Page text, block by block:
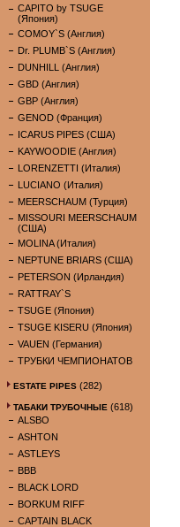
CAPITO by TSUGE
(Япония)
COMOY`S (Англия)
Dr. PLUMB`S (Англия)
DUNHILL (Англия)
GBD (Англия)
GBP (Англия)
GENOD (Франция)
ICARUS PIPES (США)
KAYWOODIE (Англия)
LORENZETTI (Италия)
LUCIANO (Италия)
MEERSCHAUM (Турция)
MISSOURI MEERSCHAUM
(США)
MOLINA (Италия)
NEPTUNE BRIARS (США)
PETERSON (Ирландия)
RATTRAY`S
TSUGE (Япония)
TSUGE KISERU (Япония)
VAUEN (Германия)
ТРУБКИ ЧЕМПИОНАТОВ
ESTATE PIPES (282)
ТАБАКИ ТРУБОЧНЫЕ (618)
ALSBO
ASHTON
ASTLEYS
BBB
BLACK LORD
BORKUM RIFF
CAPTAIN BLACK